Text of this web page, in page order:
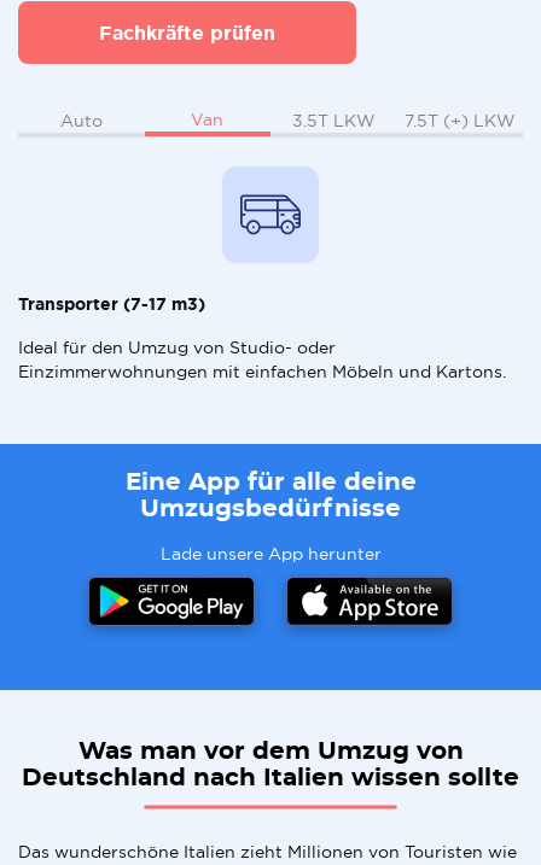
Fachkräfte prüfen
Auto Van 3.5T LKW 7.5T (+) LKW
Transporter (7-17 m3)
Ideal für den Umzug von Studio- oder
Einzimmerwohnungen mit einfachen Möbeln und Kartons.
Eine App für alle deine
Umzugsbedürfnisse
Lade unsere App herunter
Was man vor dem Umzug von
Deutschland nach Italien wissen sollte
Das wunderschöne Italien zieht Millionen von Touristen wie